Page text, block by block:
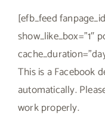
[efb_feed
show_like_box=”1″
This is a Facebook
automatically.
work properly.